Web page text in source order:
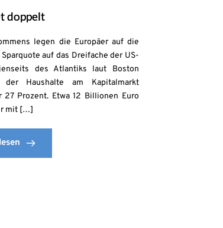
doppelt
legen die Europäer auf die
auf das Dreifache der US-
des Atlantiks laut Boston
Haushalte am Kapitalmarkt
Prozent. Etwa 12 Billionen Euro
mit […]